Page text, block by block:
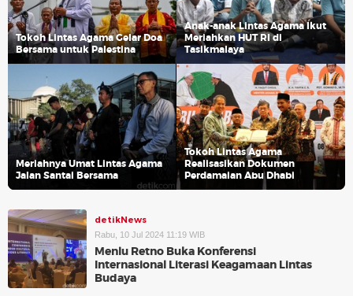
Tokoh Lintas Agama Gelar Doa
Bersama untuk Palestina
Anak-anak Lintas Agama Ikut
Meriahkan HUT RI di
Tasikmalaya
Meriahnya Umat Lintas Agama
Jalan Santai Bersama
Tokoh Lintas Agama
Realisasikan Dokumen
Perdamaian Abu Dhabi
detikNews
Rabu, 10 Jul 2024 11:19 WIB
Menlu Retno Buka Konferensi
Internasional Literasi Keagamaan Lintas
Budaya